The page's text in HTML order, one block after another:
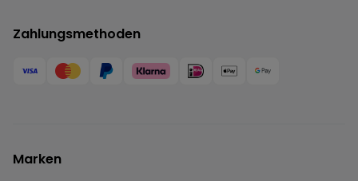
Zahlungsmethoden
Marken